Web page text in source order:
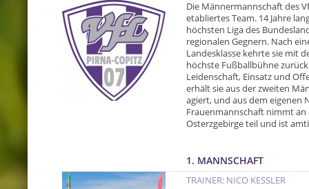
Die Männermannschaft des
etabliertes Team. 14 Jahre
höchsten Liga des
regionalen Gegnern. Nach
Landesklasse kehrte sie mit
höchste Fußballbühne
Leidenschaft, Einsatz und
erhält sie aus der zweiten
agiert, und aus dem eigenen
Frauenmannschaft nimmt an
Osterzgebirge teil und ist
1. MANNSCHAFT
TRAINER: NICO KESSLER